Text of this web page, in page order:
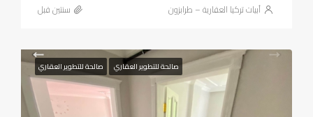
أبيات تركيا العقارية – طرابزون ‏سنتين قبل
صالحة للتطوير العقاري صالحة للتطوير العقاري